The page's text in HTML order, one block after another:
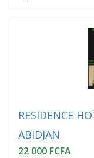
RESIDENCE
ABIDJAN
22 000 FCFA